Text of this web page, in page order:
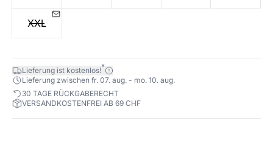
XXL
Lieferung ist kostenlos!*
Lieferung zwischen fr. 07. aug. - mo. 10. aug.
30 TAGE RÜCKGABERECHT
VERSANDKOSTENFREI AB 69 CHF